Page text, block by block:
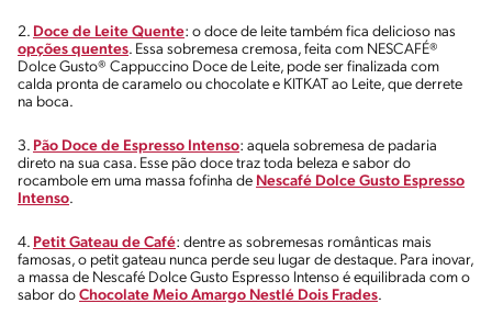
2. Doce de Leite Quente: o doce de leite também fica delicioso nas
opções quentes. Essa sobremesa cremosa, feita com NESCAFÉ®
Dolce Gusto® Cappuccino Doce de Leite, pode ser finalizada com
calda pronta de caramelo ou chocolate e KITKAT ao Leite, que derrete
na boca.
3. Pão Doce de Espresso Intenso: aquela sobremesa de padaria
direto na sua casa. Esse pão doce traz toda beleza e sabor do
rocambole em uma massa fofinha de Nescafé Dolce Gusto Espresso
Intenso.
4. Petit Gateau de Café: dentre as sobremesas românticas mais
famosas, o petit gateau nunca perde seu lugar de destaque. Para inovar,
a massa de Nescafé Dolce Gusto Espresso Intenso é equilibrada com o
sabor do Chocolate Meio Amargo Nestlé Dois Frades.